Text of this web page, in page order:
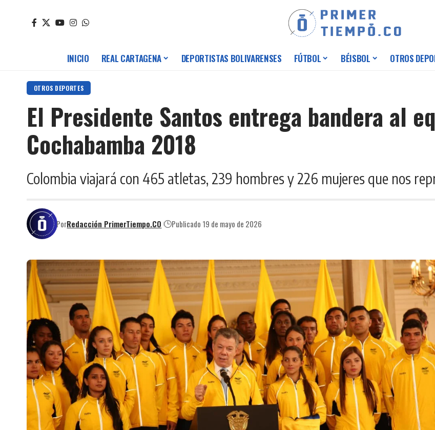
INICIO REAL CARTAGENA DEPORTISTAS BOLIVARENSES FÚTBOL BÉISBOL OTROS
OTROS DEPORTES
El Presidente Santos entrega bandera al
Cochabamba 2018
Colombia viajará con 465 atletas, 239 hombres y 226 mujeres que nos
PorRedacción PrimerTiempo.CO Publicado 19 de mayo de 2026